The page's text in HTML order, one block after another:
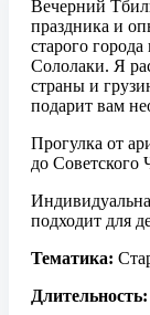
Вечерний
праздника и
старого
Сололаки. Я
страны и
подарит вам
Прогулка от
до Советского
подходит для
Тематика:
Длительность: